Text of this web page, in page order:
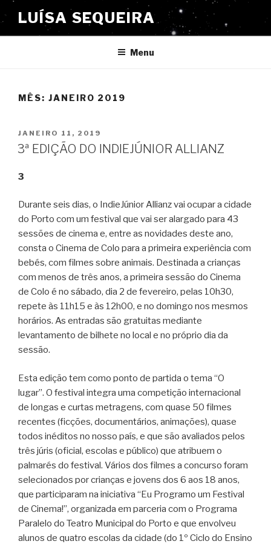
para
o
LUÍSA SEQUEIRA
Menu
MÊS: JANEIRO 2019
PUBLICADO
EM
JANEIRO 11, 2019
3ª EDIÇÃO DO INDIEJÚNIOR ALLIANZ
3
Durante seis dias, o IndieJúnior Allianz vai ocupar a cidade
do Porto com um festival que vai ser alargado para 43
sessões de cinema e, entre as novidades deste ano,
consta o Cinema de Colo para a primeira experiência com
bebés, com filmes sobre animais. Destinada a crianças
com menos de três anos, a primeira sessão do Cinema
de Colo é no sábado, dia 2 de fevereiro, pelas 10h30,
repete às 11h15 e às 12h00, e no domingo nos mesmos
horários. As entradas são gratuitas mediante
levantamento de bilhete no local e no próprio dia da
sessão.
Esta edição tem como ponto de partida o tema “O
lugar”. O festival integra uma competição internacional
de longas e curtas metragens, com quase 50 filmes
recentes (ficções, documentários, animações), quase
todos inéditos no nosso país, e que são avaliados pelos
três júris (oficial, escolas e público) que atribuem o
palmarés do festival. Vários dos filmes a concurso foram
selecionados por crianças e jovens dos 6 aos 18 anos,
que participaram na iniciativa “Eu Programo um Festival
de Cinema!”, organizada em parceria com o Programa
Paralelo do Teatro Municipal do Porto e que envolveu
alunos de quatro escolas da cidade (do 1º Ciclo do Ensino